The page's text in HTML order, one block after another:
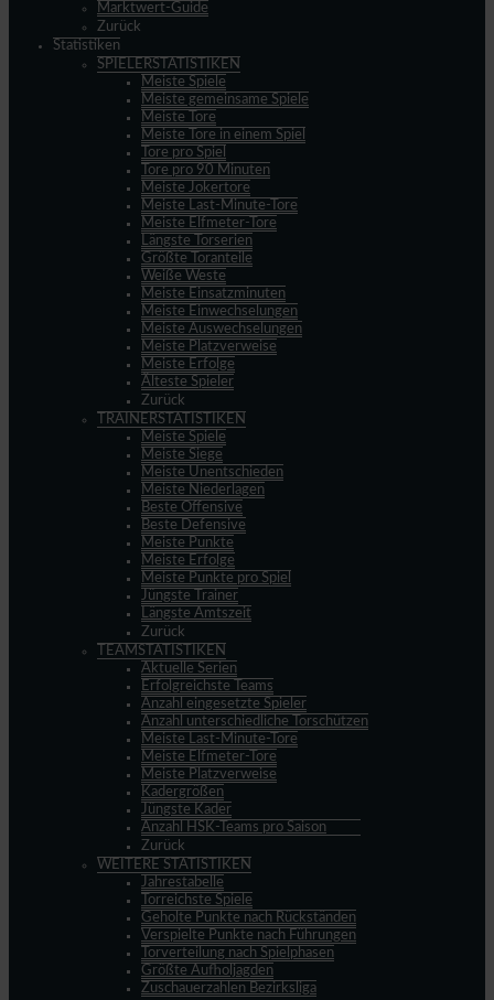
Marktwert-Guide
Zurück
Statistiken
SPIELERSTATISTIKEN
Meiste Spiele
Meiste gemeinsame Spiele
Meiste Tore
Meiste Tore in einem Spiel
Tore pro Spiel
Tore pro 90 Minuten
Meiste Jokertore
Meiste Last-Minute-Tore
Meiste Elfmeter-Tore
Längste Torserien
Größte Toranteile
Weiße Weste
Meiste Einsatzminuten
Meiste Einwechselungen
Meiste Auswechselungen
Meiste Platzverweise
Meiste Erfolge
Älteste Spieler
Zurück
TRAINERSTATISTIKEN
Meiste Spiele
Meiste Siege
Meiste Unentschieden
Meiste Niederlagen
Beste Offensive
Beste Defensive
Meiste Punkte
Meiste Erfolge
Meiste Punkte pro Spiel
Jüngste Trainer
Längste Amtszeit
Zurück
TEAMSTATISTIKEN
Aktuelle Serien
Erfolgreichste Teams
Anzahl eingesetzte Spieler
Anzahl unterschiedliche Torschützen
Meiste Last-Minute-Tore
Meiste Elfmeter-Tore
Meiste Platzverweise
Kadergrößen
Jüngste Kader
Anzahl HSK-Teams pro Saison
Zurück
WEITERE STATISTIKEN
Jahrestabelle
Torreichste Spiele
Geholte Punkte nach Rückständen
Verspielte Punkte nach Führungen
Torverteilung nach Spielphasen
Größte Aufholjagden
Zuschauerzahlen Bezirksliga